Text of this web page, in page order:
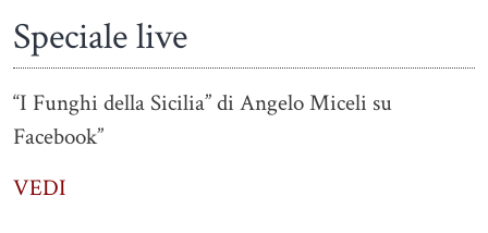
Speciale live
“I Funghi della Sicilia” di Angelo Miceli su
Facebook”
VEDI